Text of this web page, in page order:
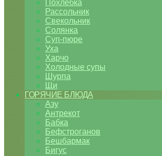
Похлебка
Рассольник
Свекольник
Солянка
Суп-пюре
Уха
Харчо
Холодные супы
Шурпа
Щи
ГОРЯЧИЕ БЛЮДА
Азу
Антрекот
Бабка
Бефстроганов
Бешбармак
Бигус